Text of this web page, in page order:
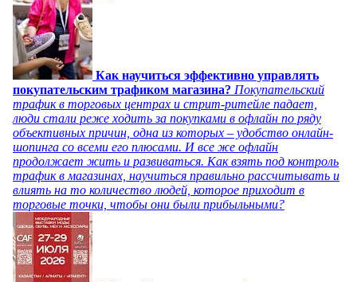
Как научиться эффективно управлять
покупательским трафиком магазина? Покупательский
трафик в торговых центрах и стрит-ритейле падает,
люди стали реже ходить за покупками в офлайн по ряду
объективных причин, одна из которых – удобство онлайн-
шопинга со всеми его плюсами. И все же офлайн
продолжает жить и развиваться. Как взять под контроль
трафик в магазинах, научиться правильно рассчитывать и
влиять на то количество людей, которое приходит в
торговые точки, чтобы они были прибыльными?